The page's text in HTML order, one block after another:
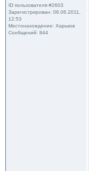
ID пользователя #2603
Зарегистрирован: 08.06.2011,
12:53
Местонахождение: Харьков
Сообщений: 844